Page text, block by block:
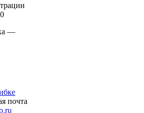
—
почта